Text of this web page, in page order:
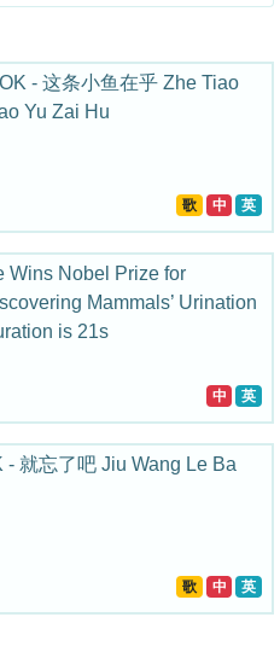
- 这条小鱼在乎 Zhe Tiao
Yu Zai Hu
歌 中 英
Wins Nobel Prize for
Mammals’ Urination
is 21s
中 英
- 就忘了吧 Jiu Wang Le Ba
歌 中 英